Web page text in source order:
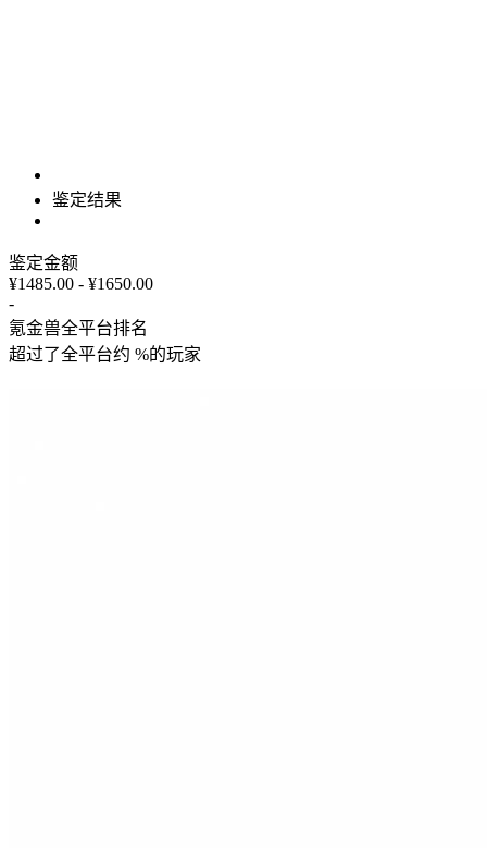
鉴定结果
鉴定金额
¥1485.00 - ¥1650.00
-
氪金兽全平台排名
超过了全平台约 %的玩家